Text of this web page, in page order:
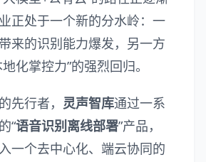
正处于一个新的分水岭：一
来的识别能力爆发，另一方
化掌控力”的强烈回归。
先行者， 灵声智库通过一系
“语音识别离线部署”产品，
一个去中心化、端云协同的